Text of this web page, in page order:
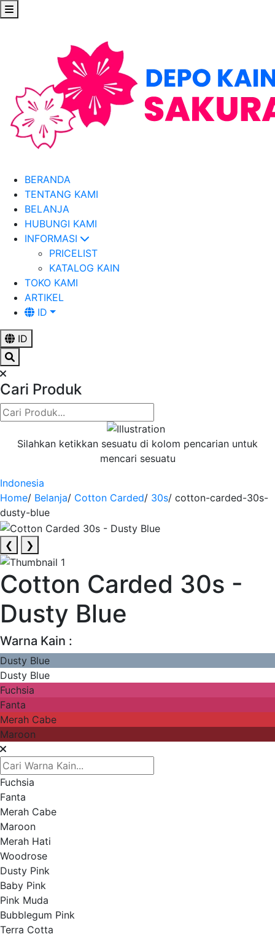
BERANDA
TENTANG KAMI
BELANJA
HUBUNGI KAMI
INFORMASI
PRICELIST
KATALOG KAIN
TOKO KAMI
ARTIKEL
ID
ID
Cari Produk
Silahkan ketikkan sesuatu di kolom pencarian untuk
mencari sesuatu
Indonesia
Home/ Belanja/ Cotton Carded/ 30s/ cotton-carded-30s-
dusty-blue
❮ ❯
Cotton Carded 30s -
Dusty Blue
Warna Kain :
Dusty Blue
Dusty Blue
Fuchsia
Fanta
Merah Cabe
Maroon
Fuchsia
Fanta
Merah Cabe
Maroon
Merah Hati
Woodrose
Dusty Pink
Baby Pink
Pink Muda
Bubblegum Pink
Terra Cotta